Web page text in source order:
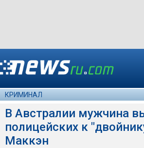
КРИМИНАЛ
В Австралии мужчина
полицейских к
Маккэн